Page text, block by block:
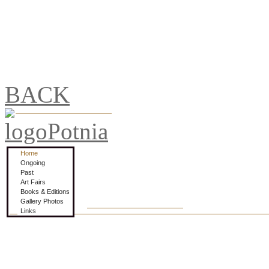
BACK
Home
Ongoing
Past
Art Fairs
Books & Editions
Gallery Photos
Links